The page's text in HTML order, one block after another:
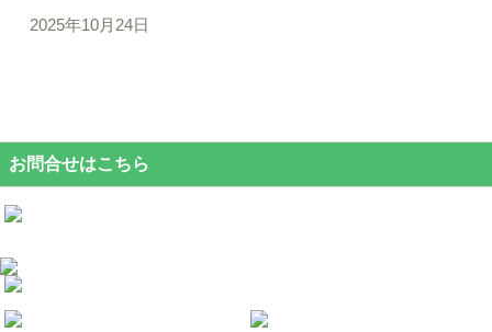
2025年10月24日
お問合せはこちら